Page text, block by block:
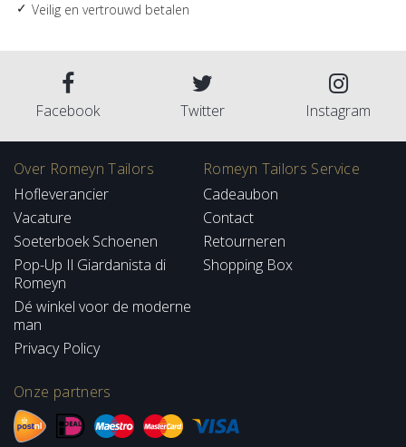
Veilig en vertrouwd betalen
Facebook Twitter Instagram
Over Romeyn Tailors
Hofleverancier
Vacature
Soeterboek Schoenen
Pop-Up Il Giardanista di
Romeyn
Dé winkel voor de moderne
man
Privacy Policy
Romeyn Tailors Service
Cadeaubon
Contact
Retourneren
Shopping Box
Onze partners